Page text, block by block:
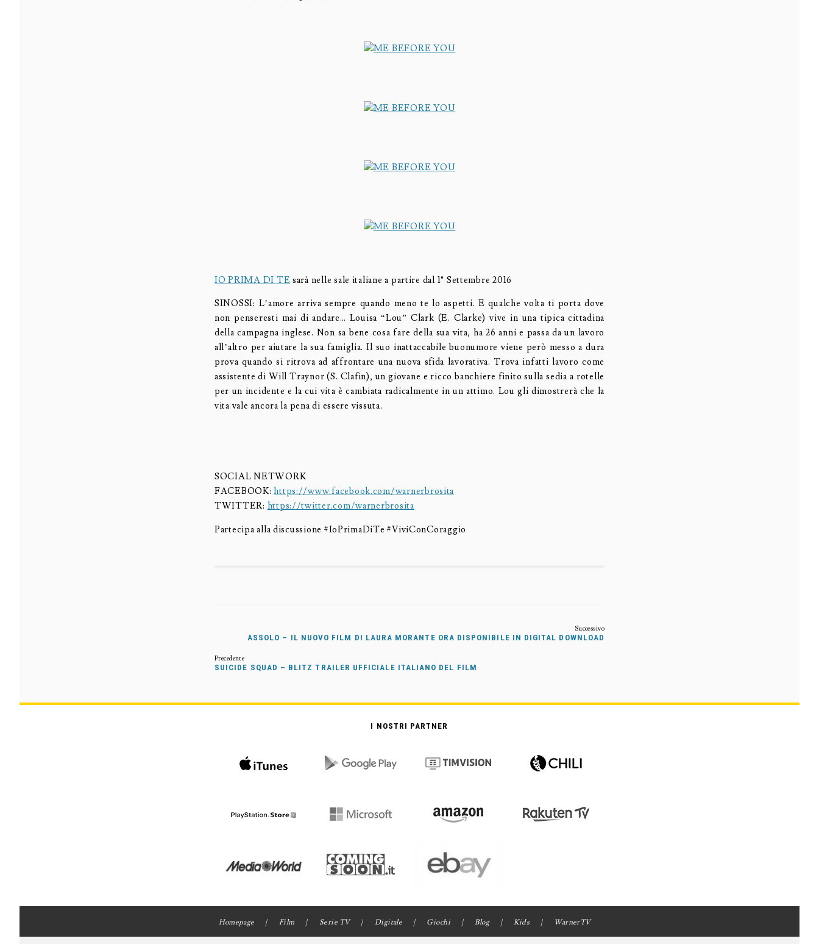
IO PRIMA DI TE sarà nelle sale italiane a partire dal 1° Settembre 2016
SINOSSI: L’amore arriva sempre quando meno te lo aspetti. E qualche volta ti porta dove
non penseresti mai di andare… Louisa “Lou” Clark (E. Clarke) vive in una tipica cittadina
della campagna inglese. Non sa bene cosa fare della sua vita, ha 26 anni e passa da un lavoro
all’altro per aiutare la sua famiglia. Il suo inattaccabile buonumore viene però messo a dura
prova quando si ritrova ad affrontare una nuova sfida lavorativa. Trova infatti lavoro come
assistente di Will Traynor (S. Clafin), un giovane e ricco banchiere finito sulla sedia a rotelle
per un incidente e la cui vita è cambiata radicalmente in un attimo. Lou gli dimostrerà che la
vita vale ancora la pena di essere vissuta.
SOCIAL NETWORK
FACEBOOK:https://www.facebook.com/warnerbrosita
TWITTER: https://twitter.com/warnerbrosita
Partecipa alla discussione #IoPrimaDiTe #ViviConCoraggio
ASSOLO – IL NUOVO FILM DI LAURA MORANTE ORA DISPONIBILE IN DIGITAL DOWNLOAD
SUICIDE SQUAD – BLITZ TRAILER UFFICIALE ITALIANO DEL FILM
I NOSTRI PARTNER
Homepage Film Serie TV Digitale Giochi Blog Kids WarnerTV